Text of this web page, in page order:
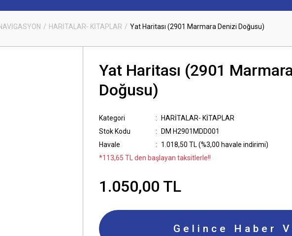
HARİTALAR- KİTAPLAR Yat Haritası (2901 Marmara Denizi Doğusu)
Yat Haritası (2901
Doğusu)
Kategori
HARİTALAR- KİTAPLAR
Stok Kodu
DM H2901MDD001
Havale
1.018,50 TL (%3,00 havale indirimi)
*113,65 TL den başlayan taksitlerle!!
1.050,00 TL
Gelince Haber